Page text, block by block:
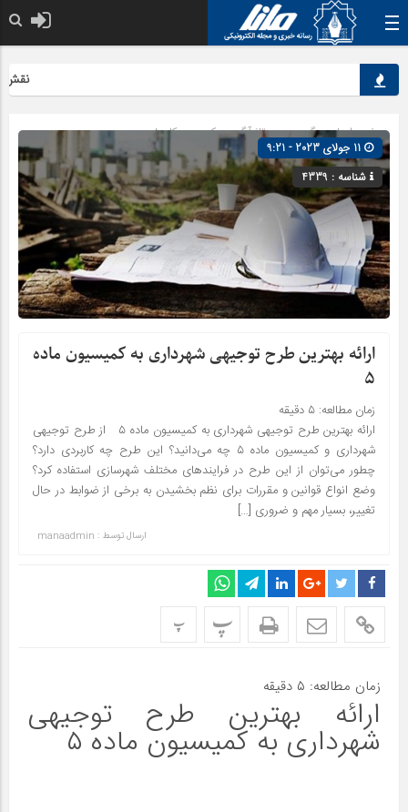
نقش
صفحه اصلی» گروه »رپورتاژ آگهی»کسب و کارها
شناسه : 4339
ارائه بهترین طرح توجیهی شهرداری به کمیسیون ماده
۵
زمان مطالعه: ۵ دقیقه
ارائه بهترین طرح توجیهی شهرداری به کمیسیون ماده ۵ از طرح توجیهی
شهرداری و کمیسیون ماده ۵ چه می‌دانید؟ این طرح چه کاربردی دارد؟
چطور می‌توان از این طرح در فرایندهای مختلف شهرسازی استفاده کرد؟
وضع انواع قوانین و مقررات برای نظم بخشیدن به برخی از ضوابط در حال
تغییر، بسیار مهم و ضروری […]
ارسال توسط : manaadmin
پ پ
زمان مطالعه: ۵ دقیقه
ارائه بهترین طرح توجیهی
شهرداری به کمیسیون ماده ۵